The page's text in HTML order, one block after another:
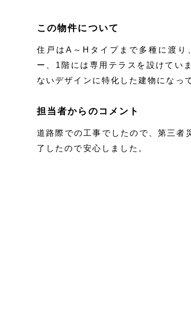
この物件について
住戸はA～Hタイプまで多種に渡
ー、1階には専用テラスを設けてい
ないデザインに特化した建物になっ
担当者からのコメント
道路際での工事でしたので、第三者
了したので安心しました。